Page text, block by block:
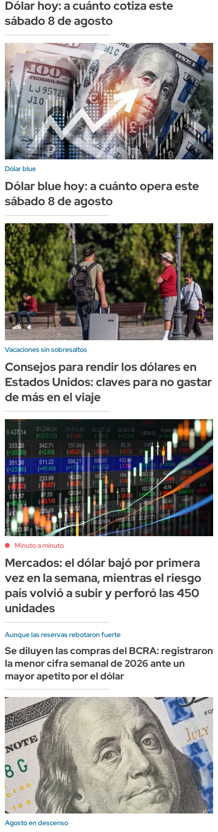
Dólar hoy: a cuánto cotiza este
sábado 8 de agosto
Dólar blue
Dólar blue hoy: a cuánto opera este
sábado 8 de agosto
Vacaciones sin sobresaltos
Consejos para rendir los dólares en
Estados Unidos: claves para no gastar
de más en el viaje
Minuto a minuto
Mercados: el dólar bajó por primera
vez en la semana, mientras el riesgo
país volvió a subir y perforó las 450
unidades
Aunque las reservas rebotaron fuerte
Se diluyen las compras del BCRA: registraron
la menor cifra semanal de 2026 ante un
mayor apetito por el dólar
Agosto en descenso